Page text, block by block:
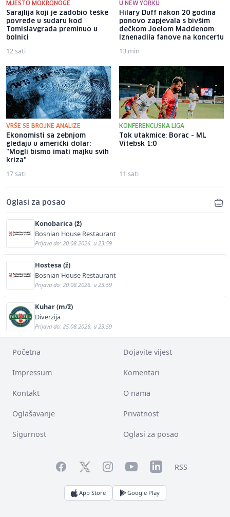
MJESTO MOKRONOGE
Sarajlija koji je zadobio teške
povrede u sudaru kod
Tomislavgrada preminuo u
bolnici
12 sati
U NEW YORKU
Hilary Duff nakon 20 godina
ponovo zapjevala s bivšim
dečkom Joelom Maddenom:
Iznenadila fanove na koncertu
13 min
VRŠE SE BROJNE ANALIZE
Ekonomisti sa zebnjom
gledaju u američki dolar:
"Mogli bismo imati majku svih
kriza"
17 sati
KONFERENCIJSKA LIGA
Tok utakmice: Borac - ML
Vitebsk 1:0
11 sati
Oglasi za posao
Konobarica (ž)
Bosnian House Restaurant
Prijava do: 20.08.2026. u 23:59
Hostesa (ž)
Bosnian House Restaurant
Prijava do: 20.08.2026. u 23:59
Kuhar (m/ž)
Diverzija
Prijava do: 25.08.2026. u 23:59
Početna Dojavite vijest
Impressum Komentari
Kontakt O nama
Oglašavanje Privatnost
Sigurnost Oglasi za posao
FacebookTwitterInstagramYouTubeLinkedInRSS
App Store Google Play